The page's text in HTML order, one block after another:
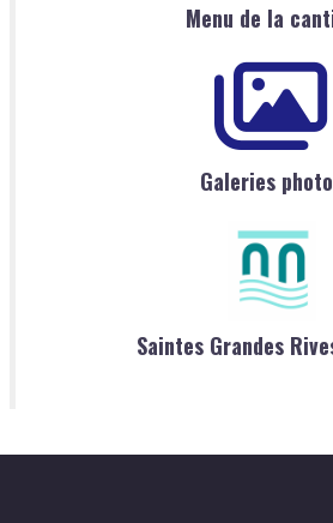
Menu de la
Galeries
Saintes Grandes